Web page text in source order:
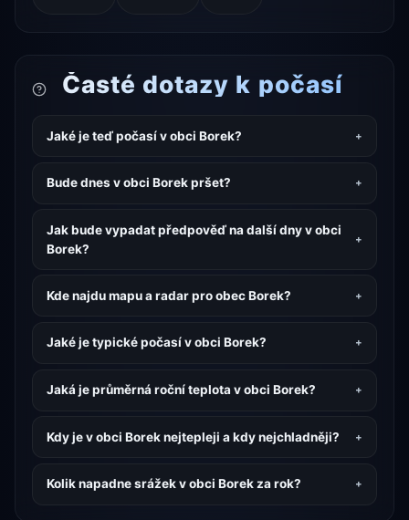
Časté dotazy k počasí
Jaké je teď počasí v obci Borek?
Bude dnes v obci Borek pršet?
Jak bude vypadat předpověď na další dny v obci
Borek?
Kde najdu mapu a radar pro obec Borek?
Jaké je typické počasí v obci Borek?
Jaká je průměrná roční teplota v obci Borek?
Kdy je v obci Borek nejtepleji a kdy nejchladněji?
Kolik napadne srážek v obci Borek za rok?